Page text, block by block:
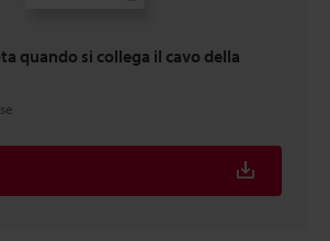
quando si collega il cavo della